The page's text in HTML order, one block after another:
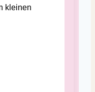
kleinen